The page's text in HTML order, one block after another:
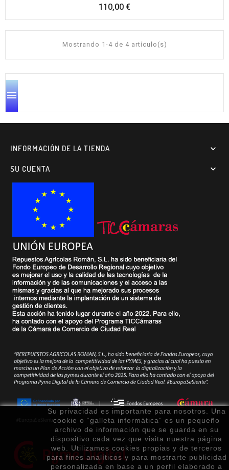
110,00 €Precio
Mostrando 1-4 de 4 artículo(s)

INFORMACIÓN DE LA TIENDA 
SU CUENTA 
Su privacidad es importante para nosotros. Una
cookie o “galleta informática” es un pequeño
archivo de información que se guarda en su
dispositivo cada vez que visita nuestra página
web. Utilizamos cookies propias y de terceros
para fines analíticos y para mostrarte publicidad
personalizada en base a un perfil elaborado a